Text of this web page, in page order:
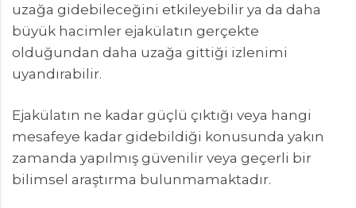
uzağa gidebileceğini etkileyebilir ya da daha
büyük hacimler ejakülatın gerçekte
olduğundan daha uzağa gittiği izlenimi
uyandırabilir.
Ejakülatın ne kadar güçlü çıktığı veya hangi
mesafeye kadar gidebildiği konusunda yakın
zamanda yapılmış güvenilir veya geçerli bir
bilimsel araştırma bulunmamaktadır.